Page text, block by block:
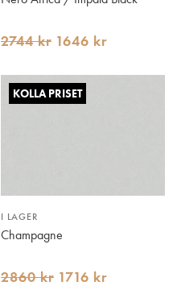
2744 kr 1646 kr
KOLLA PRISET
I LAGER
Champagne
2860 kr 1716 kr